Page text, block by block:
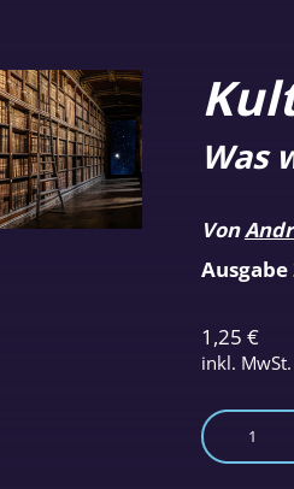
1,25 €
inkl. MwSt.
Was
Von
Kultur
der
Ausgabe